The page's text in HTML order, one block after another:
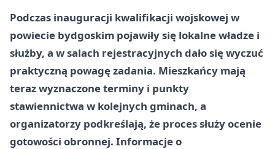
Podczas inauguracji kwalifikacji wojskowej w
powiecie bydgoskim pojawiły się lokalne władze i
służby, a w salach rejestracyjnych dało się wyczuć
praktyczną powagę zadania. Mieszkańcy mają
teraz wyznaczone terminy i punkty
stawiennictwa w kolejnych gminach, a
organizatorzy podkreślają, że proces służy ocenie
gotowości obronnej. Informacje o